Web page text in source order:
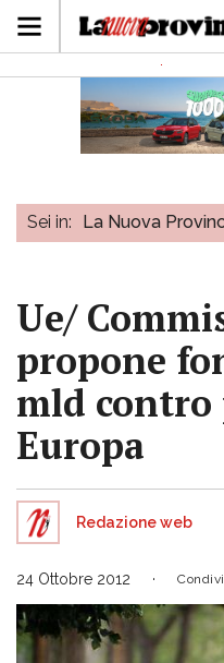
Sei in: La Nuova
Ue/
propone
mld contro
Europa
Redazione web
24 Ottobre 2012